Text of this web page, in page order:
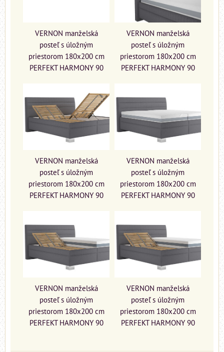
VERNON manželská
posteľ s úložným
priestorom 180x200 cm
PERFEKT HARMONY 90
VERNON manželská
posteľ s úložným
priestorom 180x200 cm
PERFEKT HARMONY 90
VERNON manželská
posteľ s úložným
priestorom 180x200 cm
PERFEKT HARMONY 90
VERNON manželská
posteľ s úložným
priestorom 180x200 cm
PERFEKT HARMONY 90
VERNON manželská
posteľ s úložným
priestorom 180x200 cm
PERFEKT HARMONY 90
VERNON manželská
posteľ s úložným
priestorom 180x200 cm
PERFEKT HARMONY 90